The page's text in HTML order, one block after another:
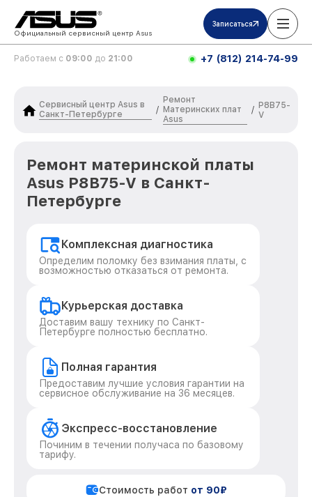
Официальный сервисный центр Asus
Записаться
Работаем с 09:00 до 21:00 +7 (812) 214-74-99
Сервисный центр Asus в
Санкт-Петербурге
/
Ремонт
Материнских плат
Asus
/ P8B75-
V
Ремонт материнской платы
Asus P8B75-V в Санкт-
Петербурге
Комплексная диагностика
Определим поломку без взимания платы, с
возможностью отказаться от ремонта.
Курьерская доставка
Доставим вашу технику по Санкт-
Петербурге полностью бесплатно.
Полная гарантия
Предоставим лучшие условия гарантии на
сервисное обслуживание на 36 месяцев.
Экспресс-восстановление
Починим в течении получаса по базовому
тарифу.
Стоимость работ от 90₽